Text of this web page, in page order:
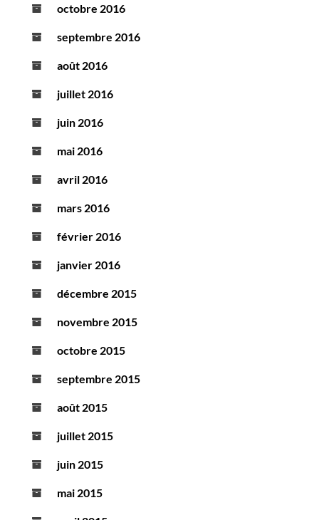
octobre 2016
septembre 2016
août 2016
juillet 2016
juin 2016
mai 2016
avril 2016
mars 2016
février 2016
janvier 2016
décembre 2015
novembre 2015
octobre 2015
septembre 2015
août 2015
juillet 2015
juin 2015
mai 2015